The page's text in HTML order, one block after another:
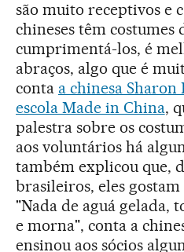
são muito receptivos e
chineses têm costumes
cumprimentá-los, é
abraços, algo que é
conta a chinesa Sharon
escola Made in China,
palestra sobre os
aos voluntários há
também explicou que,
brasileiros, eles
"Nada de aguá gelada,
e morna", conta a
ensinou aos sócios